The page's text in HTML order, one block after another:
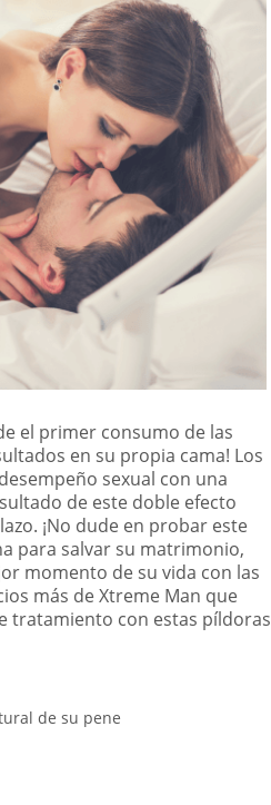
el primer consumo de las
en su propia cama! Los
sexual con una
de este doble efecto
¡No dude en probar este
para salvar su matrimonio,
momento de su vida con las
más de Xtreme Man que
tratamiento con estas píldoras
de su pene